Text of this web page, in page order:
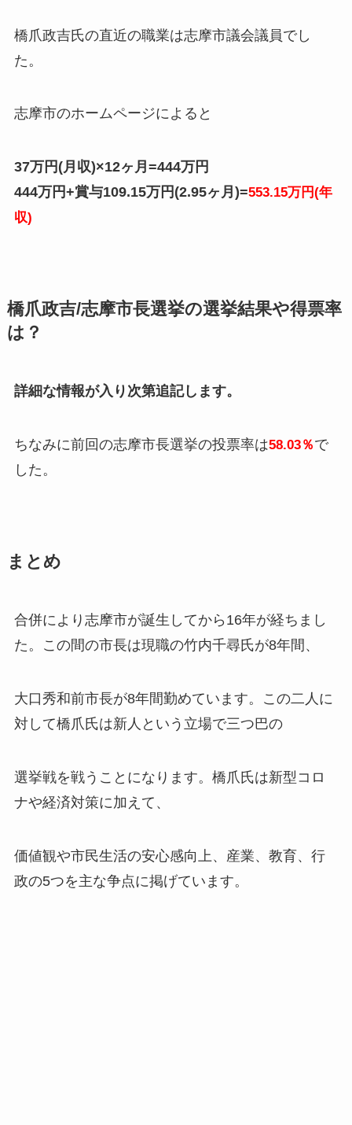
橋爪政吉氏の直近の職業は志摩市議会議員でし
た。
志摩市のホームページによると
37万円(月収)×12ヶ月=444万円
444万円+賞与109.15万円(2.95ヶ月)=553.15万円(年
収)
橋爪政吉/志摩市長選挙の選挙結果や得票率
は？
詳細な情報が入り次第追記します。
ちなみに前回の志摩市長選挙の投票率は58.03％で
した。
まとめ
合併により志摩市が誕生してから16年が経ちまし
た。この間の市長は現職の竹内千尋氏が8年間、
大口秀和前市長が8年間勤めています。この二人に
対して橋爪氏は新人という立場で三つ巴の
選挙戦を戦うことになります。橋爪氏は新型コロ
ナや経済対策に加えて、
価値観や市民生活の安心感向上、産業、教育、行
政の5つを主な争点に掲げています。